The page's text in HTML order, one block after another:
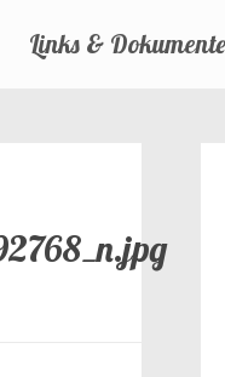
Links & Dokumente